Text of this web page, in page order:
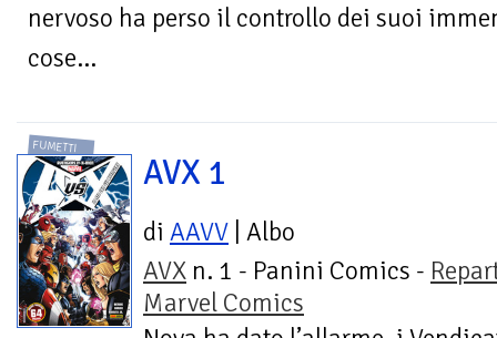
nervoso ha perso il controllo dei suoi
cose...
FUMETTI
AVX 1
di AAVV | Albo
AVX n. 1 - Panini Comics -
Marvel Comics